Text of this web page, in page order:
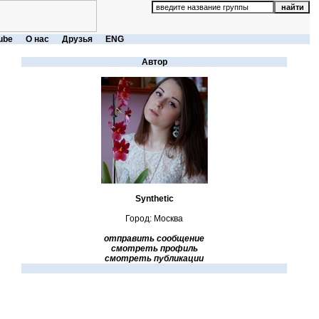
О нас Друзья ENG
Автор
Synthetic
Город: Москва
отправить сообщение
смотреть профиль
смотреть публикации